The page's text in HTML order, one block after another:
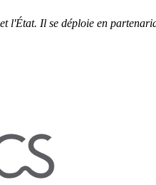
l'État. Il se déploie en